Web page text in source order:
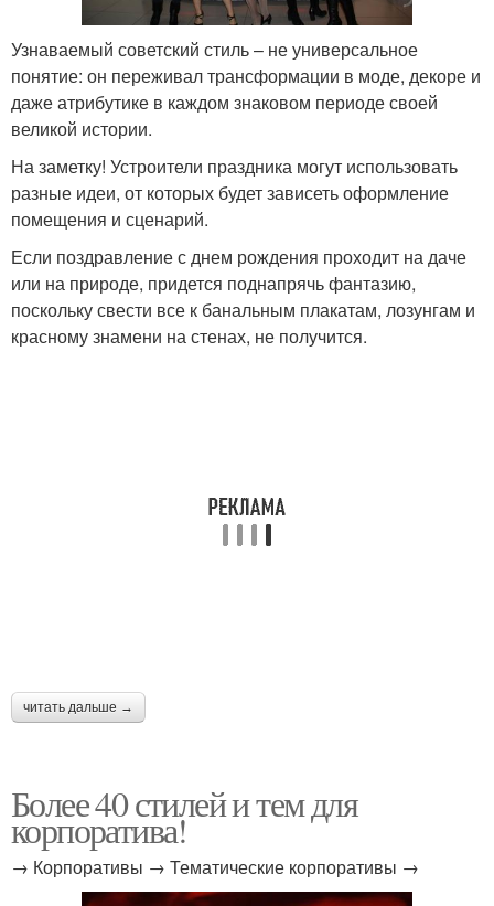
Узнаваемый советский стиль – не универсальное
понятие: он переживал трансформации в моде, декоре и
даже атрибутике в каждом знаковом периоде своей
великой истории.
На заметку! Устроители праздника могут использовать
разные идеи, от которых будет зависеть оформление
помещения и сценарий.
Если поздравление с днем рождения проходит на даче
или на природе, придется поднапрячь фантазию,
поскольку свести все к банальным плакатам, лозунгам и
красному знамени на стенах, не получится.
читать дальше →
Более 40 стилей и тем для
корпоратива!
→ Корпоративы → Тематические корпоративы →